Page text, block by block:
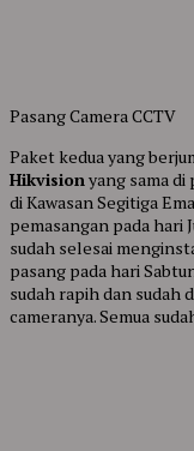
Pasang Camera CCTV
Paket kedua yang
Hikvision yang sama
di Kawasan Segitiga
pemasangan pada hari
sudah selesai
pasang pada hari
sudah rapih dan
cameranya. Semua